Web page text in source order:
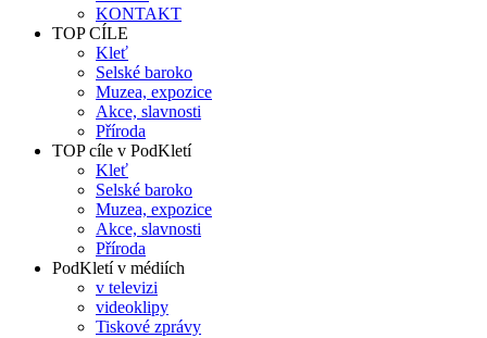
KONTAKT
TOP CÍLE
Kleť
Selské baroko
Muzea, expozice
Akce, slavnosti
Příroda
TOP cíle v PodKletí
Kleť
Selské baroko
Muzea, expozice
Akce, slavnosti
Příroda
PodKletí v médiích
v televizi
videoklipy
Tiskové zprávy